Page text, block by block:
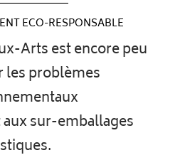
ECO-RESPONSABLE
Arts est encore peu
les problèmes
sur-emballages